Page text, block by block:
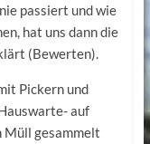
passiert und wie
hat uns dann die
(Bewerten).
Pickern und
auf
Müll gesammelt